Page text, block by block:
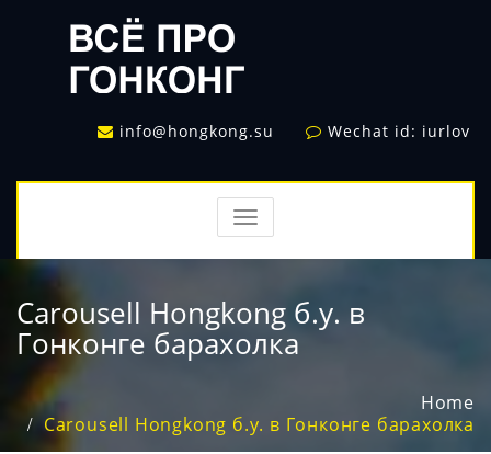
info@hongkong.su Wechat id: iurlov
TOGGLE
NAVIGATION
Carousell Hongkong б.у. в
Гонконге барахолка
Home
Carousell Hongkong б.у. в Гонконге барахолка